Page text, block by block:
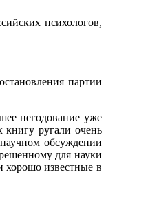
психологов,
партии
негодование уже
книгу ругали очень
обсуждении
для науки
хорошо известные в